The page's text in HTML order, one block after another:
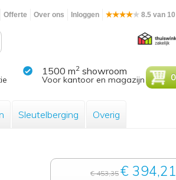
Offerte Over ons Inloggen 8.5 van 10
1500 m2 showroom
Voor kantoor en magazijn 0
Sleutelberging Overig
€ 453,35 € 394,21